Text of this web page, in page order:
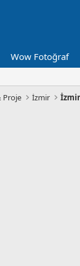
Wow Fotoğraf
Proje İzmir